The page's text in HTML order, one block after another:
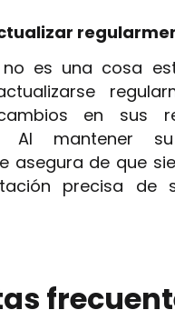
es una cosa
en sus
Al mantener
asegura de que
precisa de